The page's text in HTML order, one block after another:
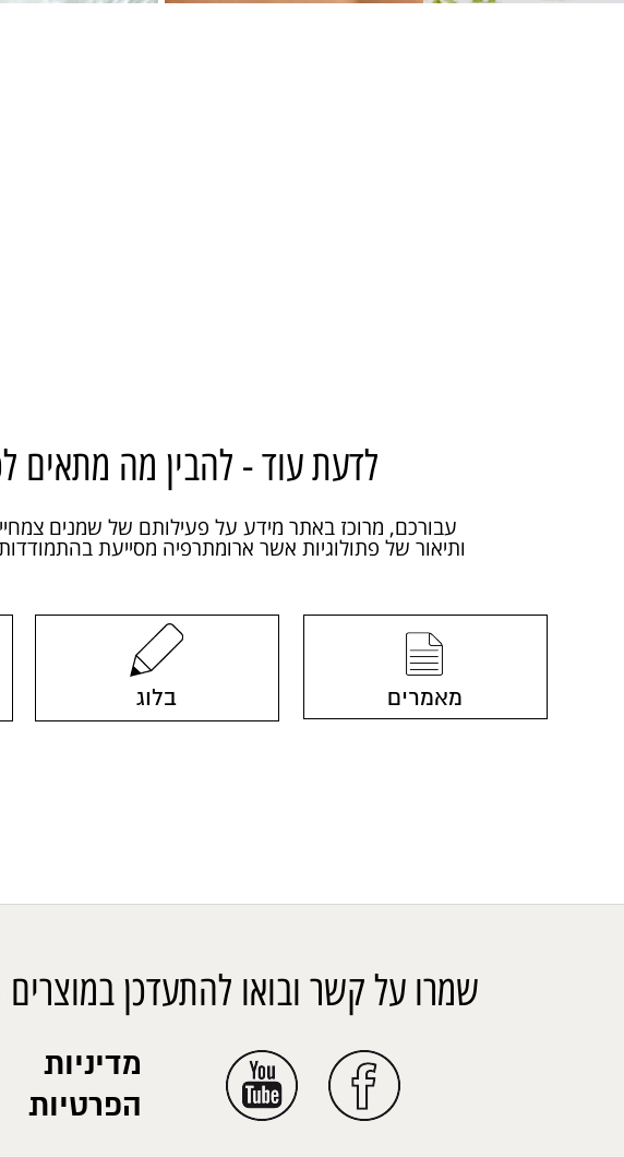
עבורכם, מרוכז באתר מידע על פעילותם של שמנים
ותיאור של פתולוגיות אשר ארומתרפיה מסייעת
מאמרים בלוג
לדעת עוד - להבין מה מתאים
שמרו על קשר ובואו להתעדכן
מדיניות
הפרטיות